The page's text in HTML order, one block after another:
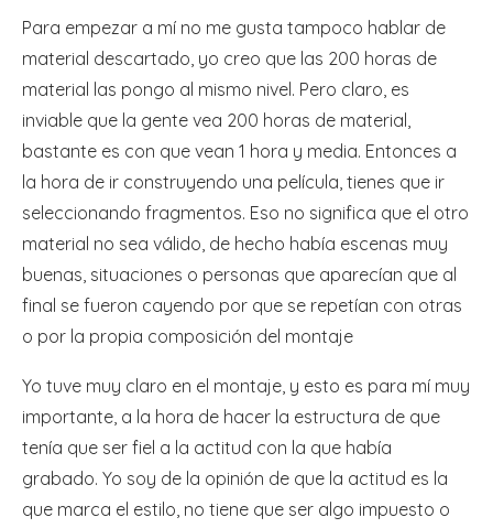
Para empezar a mí no me gusta tampoco hablar de
material descartado, yo creo que las 200 horas de
material las pongo al mismo nivel. Pero claro, es
inviable que la gente vea 200 horas de material,
bastante es con que vean 1 hora y media. Entonces a
la hora de ir construyendo una película, tienes que ir
seleccionando fragmentos. Eso no significa que el otro
material no sea válido, de hecho había escenas muy
buenas, situaciones o personas que aparecían que al
final se fueron cayendo por que se repetían con otras
o por la propia composición del montaje
Yo tuve muy claro en el montaje, y esto es para mí muy
importante, a la hora de hacer la estructura de que
tenía que ser fiel a la actitud con la que había
grabado. Yo soy de la opinión de que la actitud es la
que marca el estilo, no tiene que ser algo impuesto o